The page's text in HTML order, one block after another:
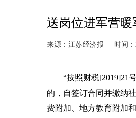
送岗位进军营
来源：江苏经济报 时间：
“按照财税[2019]21
的，自签订合同并缴纳
费附加、地方教育附加